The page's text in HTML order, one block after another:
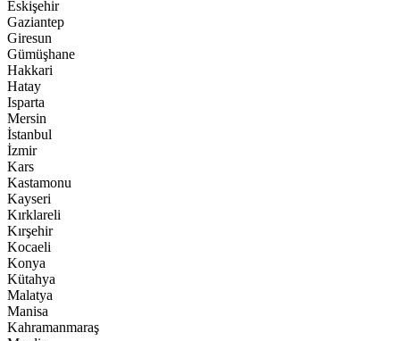
Eskişehir
Gaziantep
Giresun
Gümüşhane
Hakkari
Hatay
Isparta
Mersin
İstanbul
İzmir
Kars
Kastamonu
Kayseri
Kırklareli
Kırşehir
Kocaeli
Konya
Kütahya
Malatya
Manisa
Kahramanmaraş